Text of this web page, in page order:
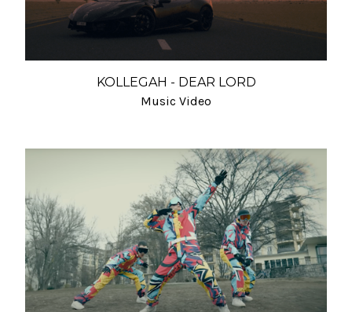
KOLLEGAH - DEAR LORD
Music Video